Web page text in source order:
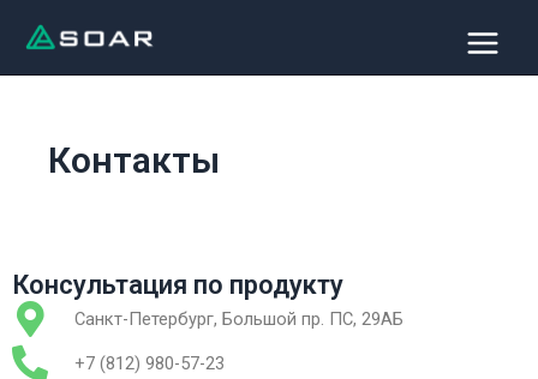
Menu
Контакты
Консультация по продукту
Санкт-Петербург, Большой пр. ПC, 29АБ
+7 (812) 980-57-23